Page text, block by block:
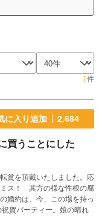
1件
に入り追加 2,684
買うことにした
賞を頂戴いたしました。応
ミス！ 其方の様な性根の腐
婚約は、今、この場を持っ